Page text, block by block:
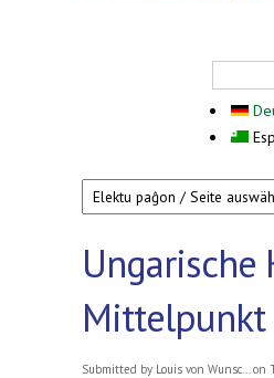
Ungarische
Mittelpunkt
Submitted by Louis von Wunsc... on